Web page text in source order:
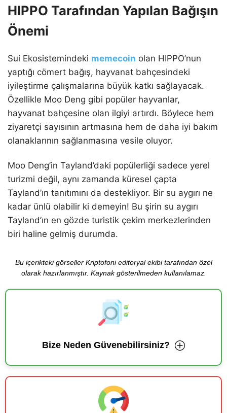
HIPPO Tarafından Yapılan Bağışın
Önemi
Sui Ekosistemindeki memecoin olan HIPPO’nun
yaptığı cömert bağış, hayvanat bahçesindeki
iyileştirme çalışmalarına büyük katkı sağlayacak.
Özellikle Moo Deng gibi popüler hayvanlar,
hayvanat bahçesine olan ilgiyi artırdı. Böylece hem
ziyaretçi sayısının artmasına hem de daha iyi bakım
olanaklarının sağlanmasına vesile oluyor.
Moo Deng’in Tayland’daki popülerliği sadece yerel
turizmi değil, aynı zamanda küresel çapta
Tayland’ın tanıtımını da destekliyor. Bir su aygırı ne
kadar ünlü olabilir ki demeyin! Bu şirin su aygırı
Tayland’ın en gözde turistik çekim merkezlerinden
biri haline gelmiş durumda.
Bu içerikteki görseller Kriptofoni editoryal ekibi tarafından özel
olarak hazırlanmıştır. Kaynak gösterilmeden kullanılamaz.
Bize Neden Güvenebilirsiniz?